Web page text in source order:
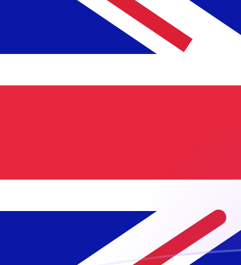
Prata med en valutaexpert idag.Vi kan slå konkurrenternas
Afghansk afghaniAFN Brittiskt pundGBP
GBP
0,0565406
0,113081
GBP